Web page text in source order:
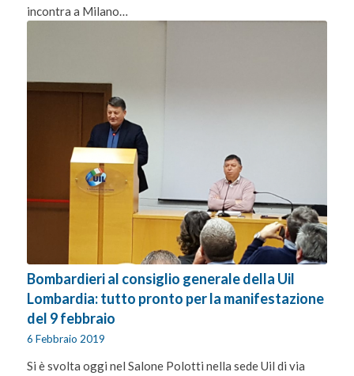
incontra a Milano…
Bombardieri al consiglio generale della Uil
Lombardia: tutto pronto per la manifestazione
del 9 febbraio
6 Febbraio 2019
Si è svolta oggi nel Salone Polotti nella sede Uil di via